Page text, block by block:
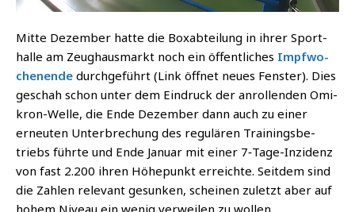
Mit­te Dezem­ber hat­te die Box­ab­tei­lung in ihrer Sport­
hal­le am Zeug­haus­markt noch ein öffent­li­ches Impf­wo­
chen­en­de durch­ge­führt (Link öff­net neu­es Fens­ter). Dies
geschah schon unter dem Ein­druck der anrol­len­den Omi­
kron-Wel­le, die Ende Dezem­ber dann auch zu einer
erneu­ten Unter­bre­chung des regu­lä­ren Trai­nings­be­
triebs führ­te und Ende Janu­ar mit einer 7‑Ta­ge-Inzi­denz
von fast 2.200 ihren Höhe­punkt erreich­te. Seit­dem sind
die Zah­len rele­vant gesun­ken, schei­nen zuletzt aber auf
hohem Niveau ein wenig ver­wei­len zu wollen.